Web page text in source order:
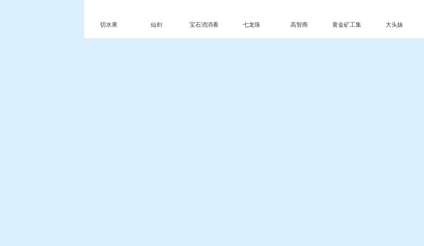
切水果 仙剑 宝石消消看 七龙珠 高智商 黄金矿工集 大头妹